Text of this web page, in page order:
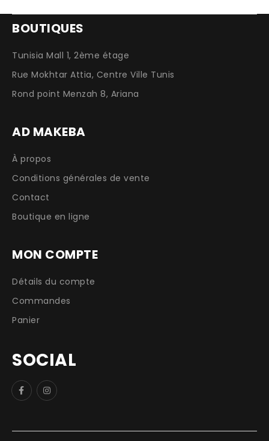
BOUTIQUES
Tunisia Mall 1, 2ème étage
Rue Mokhtar Attia, Centre Ville Tunis
Rond point Menzah 8, Ariana
AD MAKEBA
À propos
Conditions générales de vente
Contact
Boutique en ligne
MON COMPTE
Détails du compte
Commandes
Panier
SOCIAL